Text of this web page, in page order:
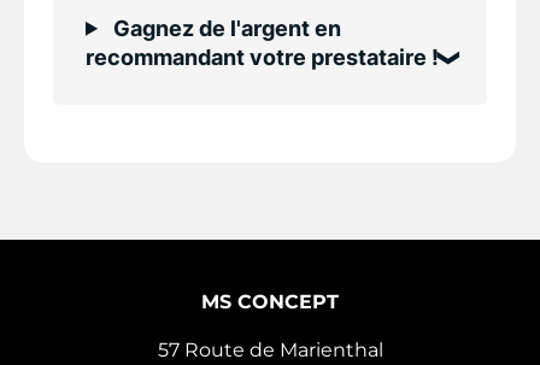
Gagnez de l'argent en
recommandant votre prestataire !
MS CONCEPT
57 Route de Marienthal